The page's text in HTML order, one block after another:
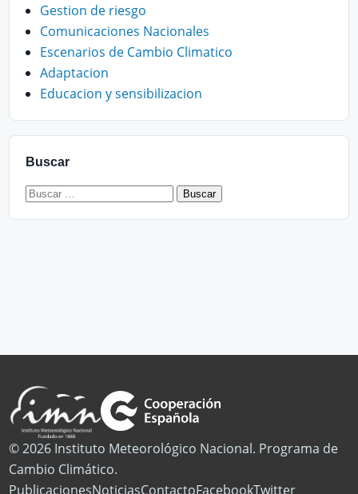
Gestion de riesgo
Comunicaciones Nacionales
Escenarios de Cambio Climatico
Adaptacion
Educacion y sensibilizacion
Buscar
Buscar:
© 2026 Instituto Meteorológico Nacional. Programa de
Cambio Climático.
PublicacionesNoticiasContactoFacebookTwitter